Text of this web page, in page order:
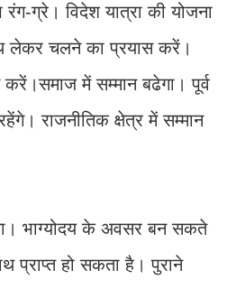
ग्रे। विदेश यात्रा की योजना
लेकर चलने का प्रयास करें।
में सम्मान बढेगा। पूर्व
राजनीतिक क्षेत्र में सम्मान
भाग्योदय के अवसर बन सकते
प्राप्त हो सकता है। पुराने